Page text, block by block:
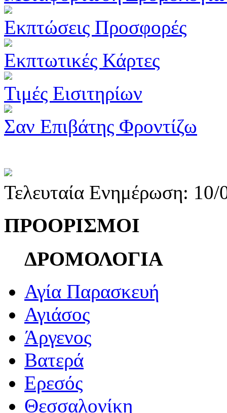
Εκπτώσεις Προσφορές
Εκπτωτικές Κάρτες
Τιμές Εισιτηρίων
Σαν Επιβάτης Φροντίζω
Τελευταία Ενημέρωση:
ΠΡΟΟΡΙΣΜΟΙ
ΔΡΟΜΟΛΟΓΙΑ
Αγία Παρασκευή
Αγιάσος
Άργενος
Βατερά
Ερεσός
Θεσσαλονίκη